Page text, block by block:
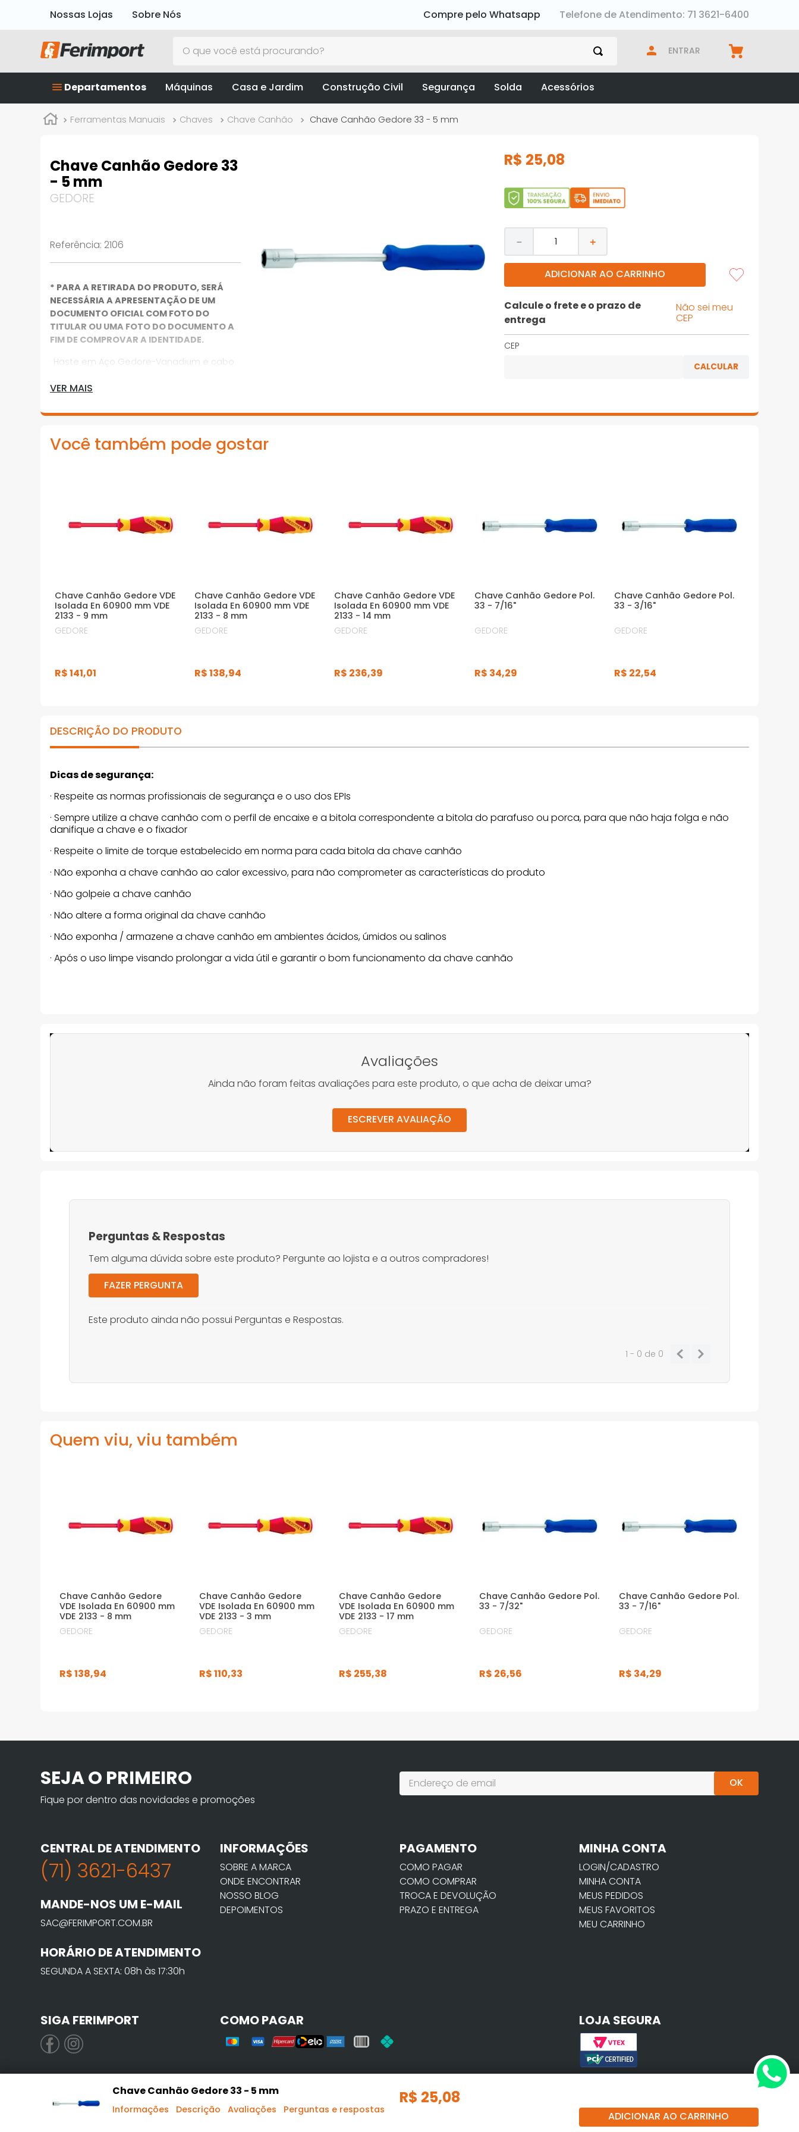
Nossas Lojas Sobre Nós Compre pelo Whatsapp
Telefone de Atendimento: 71 3621-6400
ENTRAR
Departamentos Máquinas Casa e Jardim Construção Civil Segurança Solda Acessórios
Ferramentas Manuais Chaves Chave Canhão Chave Canhão Gedore 33 - 5 mm
Chave Canhão Gedore 33
- 5 mm
GEDORE
Referência: 2106
* PARA A RETIRADA DO PRODUTO, SERÁ
NECESSÁRIA A APRESENTAÇÃO DE UM
DOCUMENTO OFICIAL COM FOTO DO
TITULAR OU UMA FOTO DO DOCUMENTO A
FIM DE COMPROVAR A IDENTIDADE.
· Haste em Aço Gedore-Vanadium e cabo
· Haste com acabamento niquelado e
parafuso com sextavado externo e cabo
*Imagens meramente ilustrativas
VER MAIS
R$ 25,08
＋
－
ADICIONAR AO CARRINHO
Calcule o frete e o prazo de
entrega
Não sei meu
CEP
CEP
Você também pode gostar
Chave Canhão Gedore VDE
Isolada En 60900 mm VDE
2133 - 9 mm
GEDORE
R$141,01
Chave Canhão Gedore VDE
Isolada En 60900 mm VDE
2133 - 8 mm
GEDORE
R$138,94
Chave Canhão Gedore VDE
Isolada En 60900 mm VDE
2133 - 14 mm
GEDORE
R$ 236,39
Chave Canhão Gedore Pol.
33 - 7/16"
GEDORE
R$ 34,29
Chave Canhão Gedore Pol.
33 - 3/16"
GEDORE
R$ 22,54
Chave Canhão Gedore 33 - 5 mm
Informações Descrição Avaliações Perguntas e respostas
R$ 25,08
ADICIONAR AO CARRINHO
DESCRIÇÃO DO PRODUTO
Dicas de segurança:
· Respeite as normas profissionais de segurança e o uso dos EPIs
· Sempre utilize a chave canhão com o perfil de encaixe e a bitola correspondente a bitola do parafuso ou porca, para que não haja folga e não
danifique a chave e o fixador
· Respeite o limite de torque estabelecido em norma para cada bitola da chave canhão
· Não exponha a chave canhão ao calor excessivo, para não comprometer as características do produto
· Não golpeie a chave canhão
· Não altere a forma original da chave canhão
· Não exponha / armazene a chave canhão em ambientes ácidos, úmidos ou salinos
· Após o uso limpe visando prolongar a vida útil e garantir o bom funcionamento da chave canhão
Avaliações
Ainda não foram feitas avaliações para este produto, o que acha de deixar uma?
ESCREVER AVALIAÇÃO
Perguntas &Respostas
Tem alguma dúvida sobre este produto? Pergunte ao lojista e a outros compradores!
FAZER PERGUNTA
Este produto ainda não possui Perguntas e Respostas.
1 - 0 de 0
Quem viu, viu também
Chave Canhão Gedore
VDE Isolada En 60900 mm
VDE 2133 - 8 mm
GEDORE
R$138,94
Chave Canhão Gedore
VDE Isolada En 60900 mm
VDE 2133 - 3 mm
GEDORE
R$110,33
Chave Canhão Gedore
VDE Isolada En 60900 mm
VDE 2133 - 17 mm
GEDORE
R$ 255,38
Chave Canhão Gedore Pol.
33 - 7/32"
GEDORE
R$ 26,56
Chave Canhão Gedore Pol.
33 - 7/16"
GEDORE
R$ 34,29
SEJA O PRIMEIRO
Fique por dentro das novidades e promoções
OK
CENTRAL DE ATENDIMENTO
(71) 3621-6437
MANDE-NOS UM E-MAIL
SAC@FERIMPORT.COM.BR
HORÁRIO DE ATENDIMENTO
SEGUNDA A SEXTA: 08h às 17:30h
INFORMAÇÕES
SOBRE A MARCA
ONDE ENCONTRAR
NOSSO BLOG
DEPOIMENTOS
PAGAMENTO
COMO PAGAR
COMO COMPRAR
TROCA E DEVOLUÇÃO
PRAZO E ENTREGA
MINHA CONTA
LOGIN/CADASTRO
MINHA CONTA
MEUS PEDIDOS
MEUS FAVORITOS
MEU CARRINHO
SIGA FERIMPORT COMO PAGAR LOJA SEGURA
© 2021 Ferimport. CNPJ: 01.791.324/0001-58. Endereço: Av. Jorge Amado, s/n - Ponto Certo, Camaçari - BA, 42802-373.